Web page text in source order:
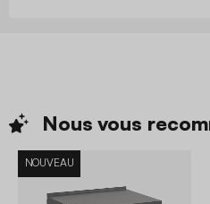
Nous vous
NOUVEAU